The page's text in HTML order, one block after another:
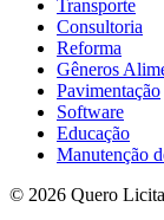
Transporte
Consultoria
Reforma
Gêneros
Pavimentação
Software
Educação
Manutenção
© 2026 Quero